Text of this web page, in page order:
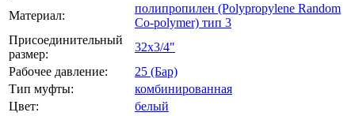
Материал:
полипропилен (Polypropylene Random
Co-polymer) тип 3
Присоединительный
размер:
32х3/4"
Рабочее давление:
25 (Бар)
Тип муфты:
комбинированная
Цвет:
белый